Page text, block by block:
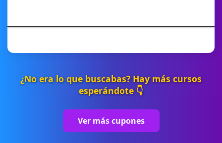
¿No era lo que buscabas? Hay más cursos
esperándote 👇
Ver más cupones